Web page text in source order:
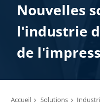
Nouvelles
l'industrie
de
Accueil Solutions